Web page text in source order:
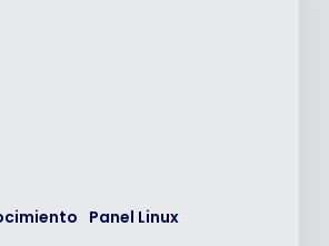
Panel Linux